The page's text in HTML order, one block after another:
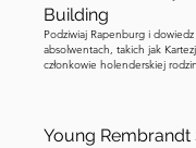
aplikacji, aby
budynku mówię. Gdy
przejdź do
Building
Podziwiaj Rapenburg i dowiedz
absolwentach, takich jak
członkowie holenderskiej
Young Rembrandt